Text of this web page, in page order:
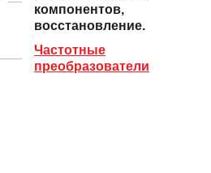
компонентов,
восстановление.
Частотные
преобразователи